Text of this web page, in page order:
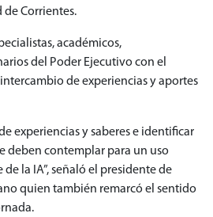
de Corrientes.
académicos,
del Poder Ejecutivo con el
de experiencias y aportes
experiencias y saberes e identificar
deben contemplar para un uso
la IA”, señaló el presidente de
quien también remarcó el sentido